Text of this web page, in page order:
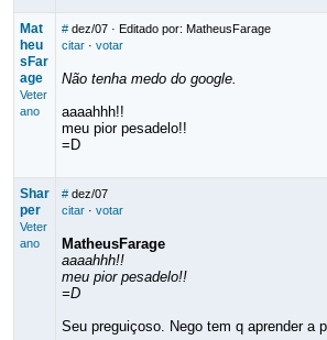
Mat
heu
sFar
age
Veter
ano
# dez/07· Editado por: MatheusFarage
citar· votar
Não tenha medo do google.
aaaahhh!!
meu pior pesadelo!!
=D
Shar
per
Veter
ano
# dez/07
citar· votar
MatheusFarage
aaaahhh!!
meu pior pesadelo!!
=D
Seu preguiçoso. Nego tem q aprender a